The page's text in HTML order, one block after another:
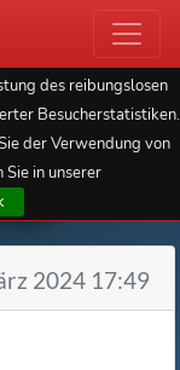
des reibungslosen
Besucherstatistiken.
der Verwendung von
Sie in unserer
2024 17:49